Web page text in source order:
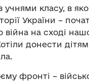
учнями класу, в
України –
на сході
донести
фронті –